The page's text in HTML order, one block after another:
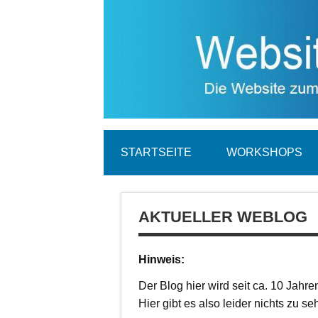
STARTSEITE WORKSHOPS
AKTUELLER WEBLOG
Hinweis:
Der Blog hier wird seit ca. 10
Hier gibt es also leider nichts zu